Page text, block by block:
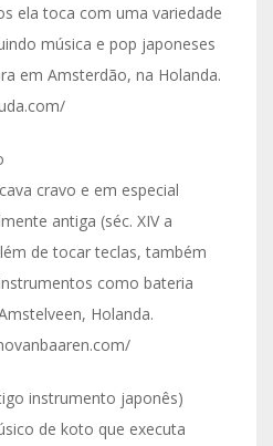
ela toca com uma variedade
música e pop japoneses
em Amsterdão, na Holanda.
cravo e em especial
antiga (séc. XIV a
de tocar teclas, também
como bateria
Holanda.
instrumento japonês)
de koto que executa